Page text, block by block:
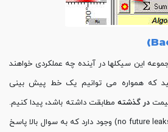
)
این سیکلها در آینده چه عملکردی خواهند
که همواره می توانیم یک خط پیش بینی
در گذشته مطابقت داشته باشد، پیدا کنیم.
در این نرم افزار یک قابلیت (no future leaks) وجود دارد که به سوال بالا پاسخ